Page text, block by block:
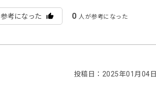
参考になった 0 人が参考になった
投稿日：2025年01月04日